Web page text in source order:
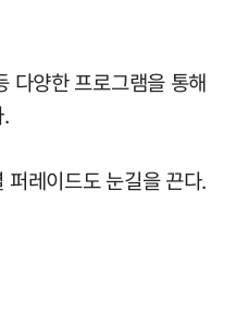
다양한 프로그램을 통해
레이드도 눈길을 끈다.